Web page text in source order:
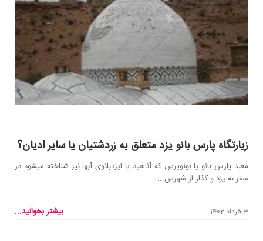
زیارتگاه پارس بانو یزد متعلق به زردشتیان یا سایر ادیان؟
معبد پارس ‌بانو یا بونوپرس که آناهید یا ایزدبانوی آبها نیز شناخته میشود در
سفر به یزد و گذار از شهرس...
3 خرداد 1402 بیشتر بخوانید...